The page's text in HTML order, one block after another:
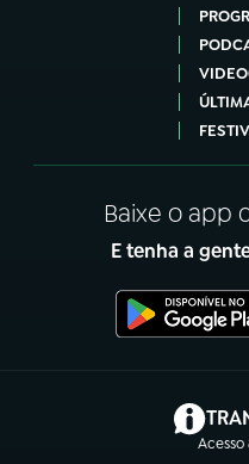
Baixe o app
E tenha a